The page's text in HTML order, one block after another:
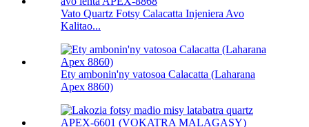
Vato Quartz Fotsy Calacatta Injeniera Avo
Kalitao...
Ety ambonin'ny vatosoa Calacatta (Laharana
Apex 8860)